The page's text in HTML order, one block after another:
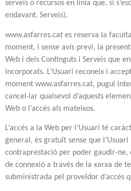
serveis o recursos en línia que, si
endavant, Serveis).
www.asfarres.cat es reserva la
moment, i sense avís previ, la
Web i dels Continguts i Serveis que
incorporats. L’Usuari reconeix i
moment www.asfarres.cat, pugui
cancel·lar qualsevol d’aquests
Web o l’accés als mateixos.
L’accés a la Web per l’Usuari té
general, és gratuït sense que
contraprestació per poder gaudir-ne,
de connexió a través de la xarxa de
subministrada pel proveïdor d’accés